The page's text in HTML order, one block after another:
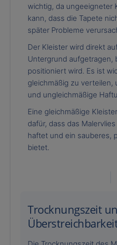
wichtig, da ungeeigneter
kann, dass die Tapete
später Probleme
Der Kleister wird direkt
Untergrund aufgetragen,
positioniert wird. Es ist
gleichmäßig zu verteilen,
und ungleichmäßige
Eine gleichmäßige
dafür, dass das
haftet und ein sauberes,
bietet.
Trocknungszeit